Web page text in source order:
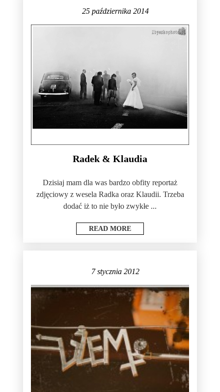
25 października 2014
Radek & Klaudia
Dzisiaj mam dla was bardzo obfity reportaż
zdjęciowy z wesela Radka oraz Klaudii. Trzeba
dodać iż to nie było zwykłe ...
READ MORE
7 stycznia 2012